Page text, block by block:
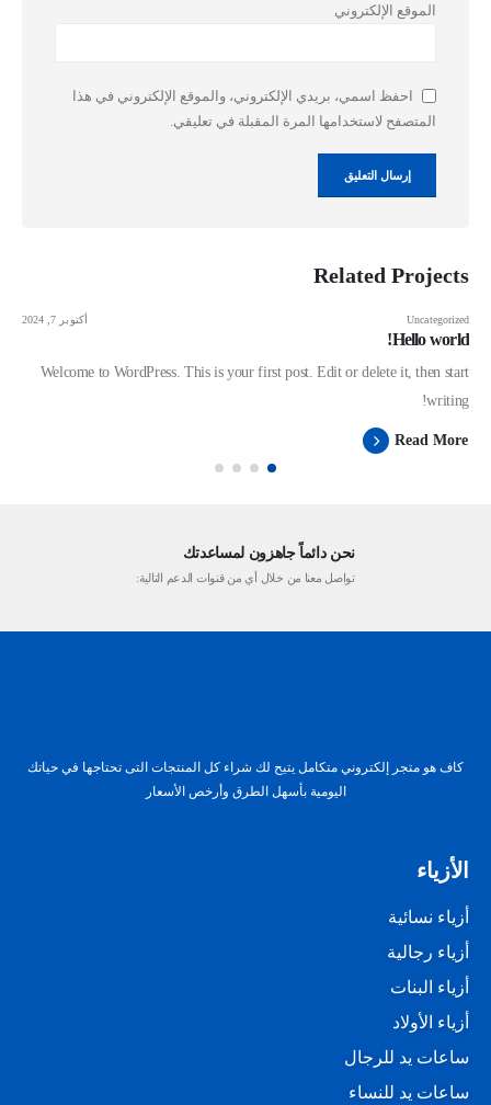
الموقع الإلكتروني
احفظ اسمي، بريدي الإلكتروني، والموقع الإلكتروني في هذا
المتصفح لاستخدامها المرة المقبلة في تعليقي.
Related Projects
Uncategorized أكتوبر 7, 2024
Hello world!
Welcome to WordPress. This is your first post. Edit or delete it, then start
writing!
Read More
نحن دائماً جاهزون لمساعدتك
تواصل معنا من خلال أي من قنوات الدعم التالية:
كاف هو متجر إلكتروني متكامل يتيح لك شراء كل المنتجات التى تحتاجها في حياتك
اليومية بأسهل الطرق وأرخص الأسعار
الأزياء
أزياء نسائية
أزياء رجالية
أزياء البنات
أزياء الأولاد
ساعات يد للرجال
ساعات يد للنساء